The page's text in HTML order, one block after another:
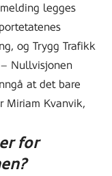
legges
og Trygg Trafikk
Nullvisjonen
at det bare
Miriam Kvanvik,
for